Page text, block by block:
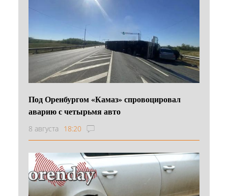
Под Оренбургом «Камаз» спровоцировал
аварию с четырьмя авто
8 августа 18:20